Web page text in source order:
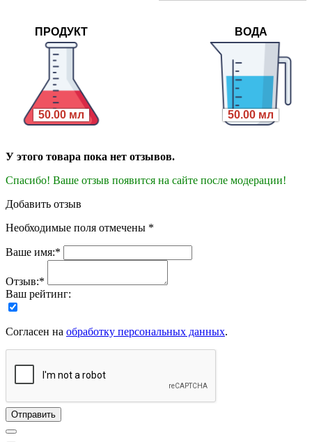
ПРОДУКТ
50.00 мл
ВОДА
50.00 мл
У этого товара пока нет отзывов.
Спасибо! Ваше отзыв появится на сайте после модерации!
Добавить отзыв
Необходимые поля отмечены *
Ваше имя:*
Отзыв:*
Ваш рейтинг:
Согласен на обработку персональных данных.